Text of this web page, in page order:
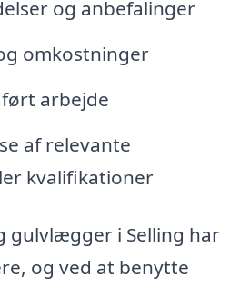
og anbefalinger
omkostninger
arbejde
af relevante
kvalifikationer
gulvlægger i Selling har
og ved at benytte